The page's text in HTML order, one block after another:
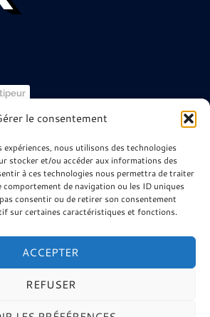
le consentement
nous utilisons des technologies
stocker et/ou accéder aux informations des
à ces technologies nous permettra de traiter
comportement de navigation ou les ID uniques
consentir ou de retirer son consentement
sur certaines caractéristiques et fonctions.
ACCEPTER
REFUSER
tipeur
ALLER PLUS LOIN
Carvin
Haute Fidélité